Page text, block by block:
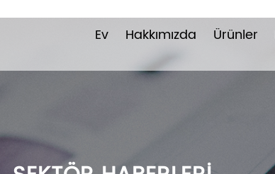
Ev Hakkımızda Ürünler